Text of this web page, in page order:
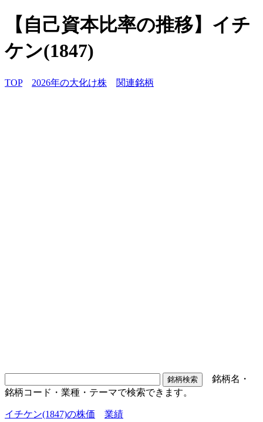
【自己資本比率の推移】イチ
ケン(1847)
TOP 2026年の大化け株 関連銘柄
銘柄名・
銘柄コード・業種・テーマで検索できます。
イチケン(1847)の株価 業績